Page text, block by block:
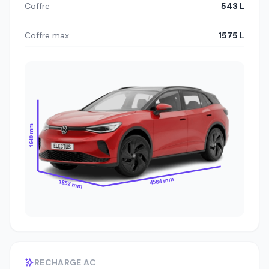
Coffre 543 L
Coffre max 1575 L
1640 mm
1852 mm 4584 mm
RECHARGE AC